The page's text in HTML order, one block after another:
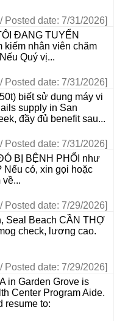
Posted date: 7/31/2026]
ĐANG TUYỂN
kiếm nhân viên chăm
Quý vị...
Posted date: 7/31/2026]
biết sử dụng máy vi
supply in San
đầy đủ benefit sau...
Posted date: 7/31/2026]
BỊ BỆNH PHỔI như
Nếu có, xin gọi hoặc
về...
Posted date: 7/29/2026]
Seal Beach CẦN THỢ
check, lương cao.
Posted date: 7/29/2026]
in Garden Grove is
Center Program Aide.
resume to: